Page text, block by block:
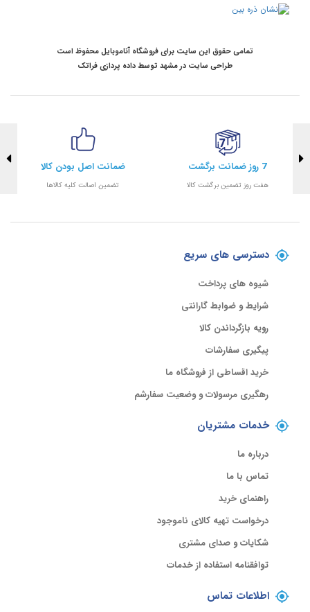
تمامی حقوق این سایت برای فروشگاه آناموبایل محفوظ است
طراحی سایت در مشهد توسطداده پردازی فراتک
7 روز ضمانت برگشت
هفت روز تضمین برگشت کالا
ضمانت اصل بودن کالا
تضمین اصالت کلیه کالاها
دسترسی های سریع
شیوه های پرداخت
شرایط و ضوابط گارانتی
رویه بازگرداندن کالا
پیگیری سفارشات
خرید اقساطی از فروشگاه ما
رهگیری مرسولات و وضعیت سفارشم
خدمات مشتریان
درباره ما
تماس با ما
راهنمای خرید
درخواست تهیه کالای ناموجود
شکایات و صدای مشتری
توافقنامه استفاده از خدمات
اطلاعات تماس